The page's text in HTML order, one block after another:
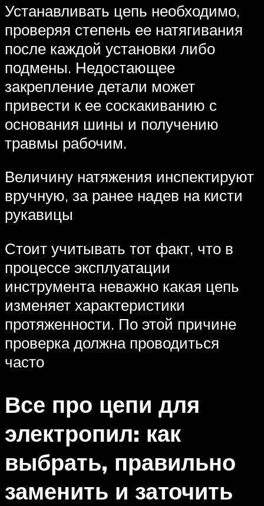
Устанавливать цепь необходимо,
проверяя степень ее натягивания
после каждой установки либо
подмены. Недостающее
закрепление детали может
привести к ее соскакиванию с
основания шины и получению
травмы рабочим.
Величину натяжения инспектируют
вручную, за ранее надев на кисти
рукавицы
Стоит учитывать тот факт, что в
процессе эксплуатации
инструмента неважно какая цепь
изменяет характеристики
протяженности. По этой причине
проверка должна проводиться
часто
Все про цепи для
электропил: как
выбрать, правильно
заменить и заточить